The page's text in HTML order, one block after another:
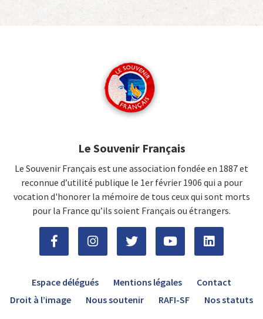
Le Souvenir Français
Le Souvenir Français est une association fondée en 1887 et
reconnue d’utilité publique le 1er février 1906 qui a pour
vocation d'honorer la mémoire de tous ceux qui sont morts
pour la France qu’ils soient Français ou étrangers.
Espace délégués Mentions légales
Contact
Droit à l’image
Nous soutenir RAFI-SF Nos statuts